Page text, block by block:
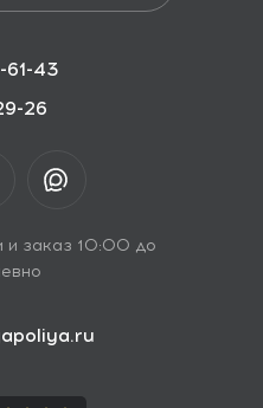
43
26
и заказ 10:00 до